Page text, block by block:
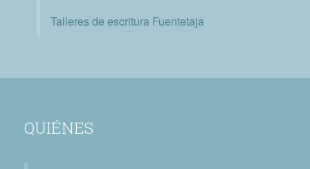
Talleres de escritura Fuentetaja
QUIÉNES